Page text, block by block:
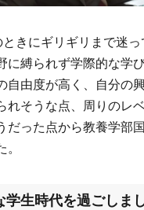
きにギリギリまで迷っ
に縛られず学際的な学
自由度が高く、自分の
れそうな点、周りのレ
だった点から教養学部
。
生時代を過ごしま